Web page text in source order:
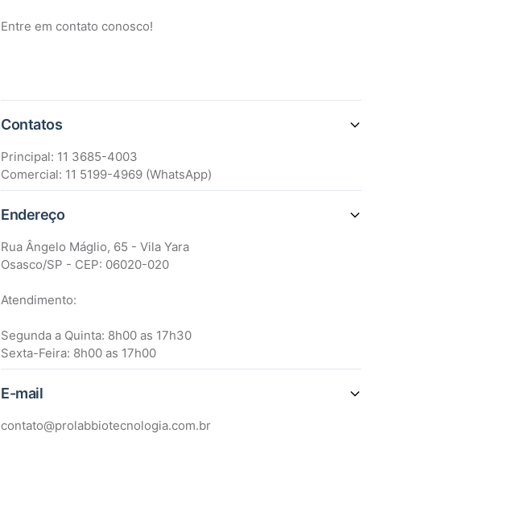
Entre em contato conosco!
Contatos
Principal: 11 3685-4003
Comercial: 11 5199-4969 (WhatsApp)
Endereço
Rua Ângelo Máglio, 65 - Vila Yara
Osasco/SP - CEP: 06020-020
Atendimento:
Segunda a Quinta: 8h00 as 17h30
Sexta-Feira: 8h00 as 17h00
E-mail
contato@prolabbiotecnologia.com.br